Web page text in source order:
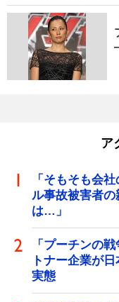
ア
「そもそも会
ル事故被害者
は…」
「プーチンの
トナー企業が
実態